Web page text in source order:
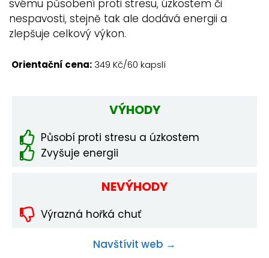
svému působení proti stresu, úzkostem či
nespavosti, stejně tak ale dodává energii a
zlepšuje celkový výkon.
Orientační cena: 349 Kč/60 kapslí
VÝHODY
Působí proti stresu a úzkostem
Zvyšuje energii
NEVÝHODY
Výrazná hořká chuť
Navštívit web →